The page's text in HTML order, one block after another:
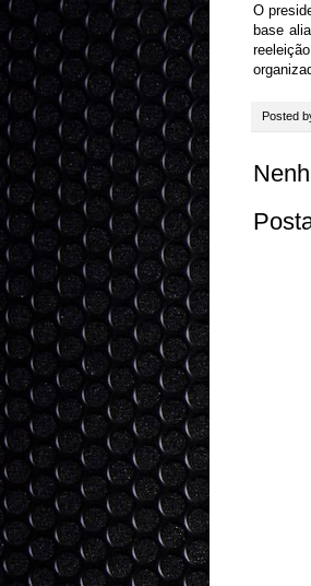
O
base
Posted